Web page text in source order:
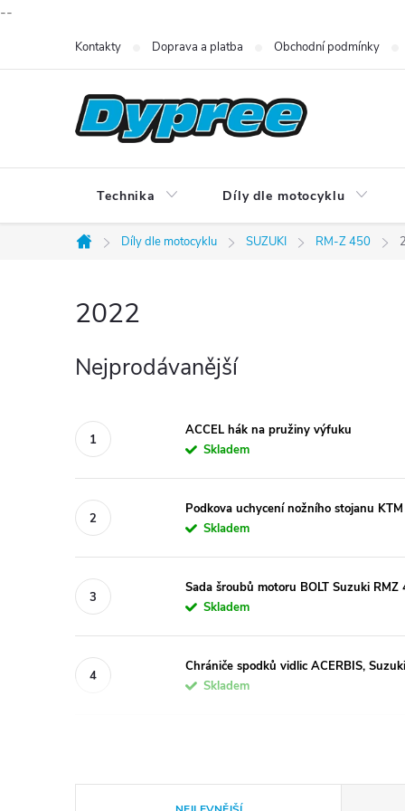
--
Kontakty Doprava a platba Obchodní podmínky
Technika Díly dle motocyklu
Domů
Díly dle motocyklu SUZUKI RM-Z 450
2022
Nejprodávanější
ACCEL hák na pružiny výfuku
Skladem
Podkova uchycení nožního stojanu
Skladem
Sada šroubů motoru BOLT Suzuki RMZ
Skladem
Chrániče spodků vidlic ACERBIS,
Skladem